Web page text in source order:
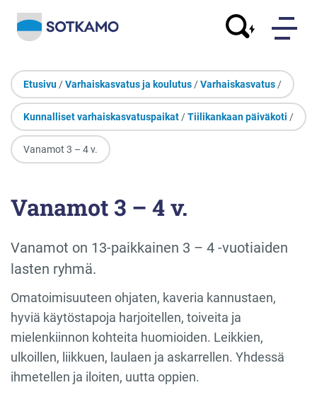
Etusivu /Varhaiskasvatus ja koulutus /Varhaiskasvatus /
Kunnalliset varhaiskasvatuspaikat /Tiilikankaan päiväkoti /
Vanamot 3 – 4 v.
Vanamot 3 – 4 v.
Vanamot on 13-paikkainen 3 – 4 -vuotiaiden
lasten ryhmä.
Omatoimisuuteen ohjaten, kaveria kannustaen,
hyviä käytöstapoja harjoitellen, toiveita ja
mielenkiinnon kohteita huomioiden. Leikkien,
ulkoillen, liikkuen, laulaen ja askarrellen. Yhdessä
ihmetellen ja iloiten, uutta oppien.